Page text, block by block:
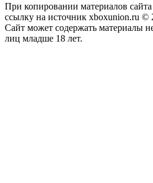
При копировании материалов
ссылку на источник xboxunion.ru ©
Сайт может содержать материалы
лиц младше 18 лет.